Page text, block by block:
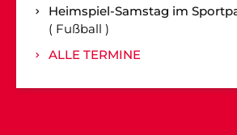
Heimspiel-Samstag im
Fußball
ALLE TERMINE